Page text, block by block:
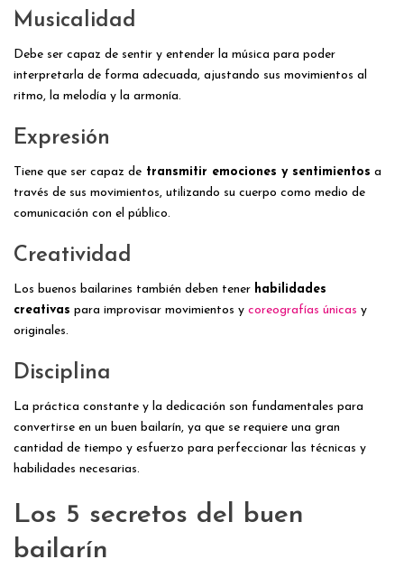
Musicalidad
Debe ser capaz de sentir y entender la música para poder
interpretarla de forma adecuada, ajustando sus movimientos al
ritmo, la melodía y la armonía.
Expresión
Tiene que ser capaz de transmitir emociones y sentimientos a
través de sus movimientos, utilizando su cuerpo como medio de
comunicación con el público.
Creatividad
Los buenos bailarines también deben tener habilidades
creativas para improvisar movimientos y coreografías únicas y
originales.
Disciplina
La práctica constante y la dedicación son fundamentales para
convertirse en un buen bailarín, ya que se requiere una gran
cantidad de tiempo y esfuerzo para perfeccionar las técnicas y
habilidades necesarias.
Los 5 secretos del buen
bailarín